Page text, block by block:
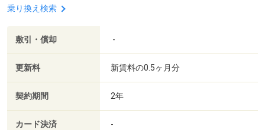
乗り換え検索
敷引・償却 -
更新料 新賃料の0.5ヶ月分
契約期間 2年
カード決済 -